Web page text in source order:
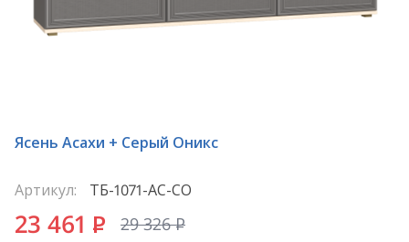
Ясень Асахи + Серый Оникс
Артикул: ТБ-1071-АС-СО
23 461 P 29 326P